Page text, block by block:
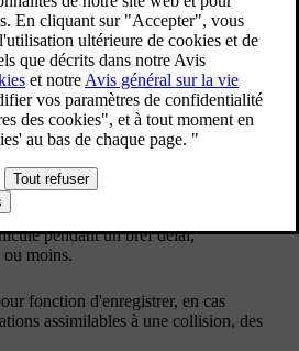
Enregistreur de données d'événements)
Event Data Recorder (enregistreur de
dernier a pour principale fonction
aux accidents de la circulation ou
une collision, par exemple une situation
d'un coussin gonflable ou comportant
la compréhension du fonctionnement
ce type de situations. L'EDR a pour
relatives à la dynamique et aux
pendant un bref délai,
ou moins.
fonction d'enregistrer, en cas
assimilables à une collision, des